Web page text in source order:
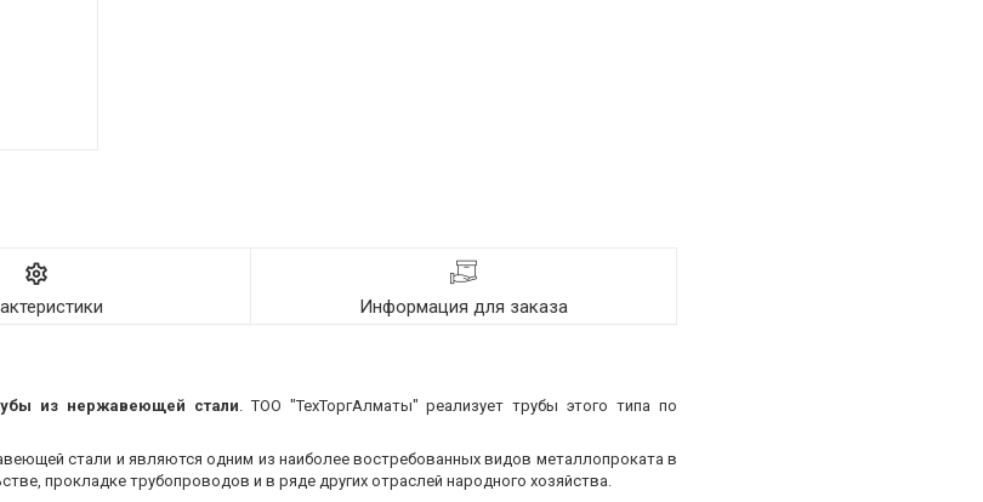
Информация для заказа
из нержавеющей стали. ТОО "ТехТоргАлматы" реализует трубы этого типа по
стали и являются одним из наиболее востребованных видов металлопроката в
прокладке трубопроводов и в ряде других отраслей народного хозяйства.